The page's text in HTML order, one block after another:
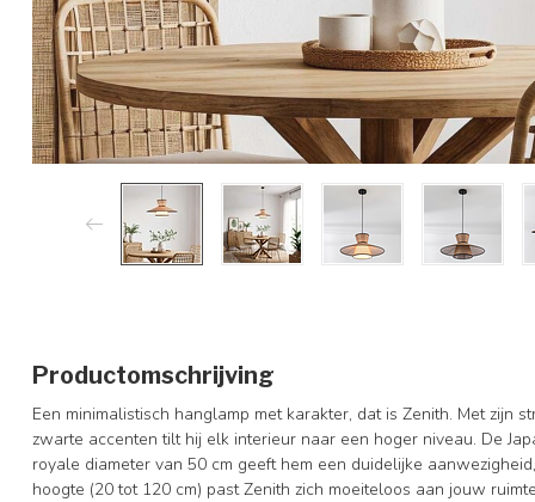
Productomschrijving
Een minimalistisch hanglamp met karakter, dat is Zenith. Met zijn
zwarte accenten tilt hij elk interieur naar een hoger niveau. De
royale diameter van 50 cm geeft hem een duidelijke
hoogte (20 tot 120 cm) past Zenith zich moeiteloos aan jouw